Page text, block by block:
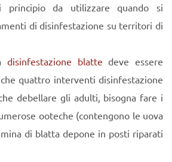
da utilizzare quando si
di disinfestazione su territori di
disinfestazione blatte deve essere
quattro interventi disinfestazione
debellare gli adulti, bisogna fare i
ooteche (contengono le uova
di blatta depone in posti riparati